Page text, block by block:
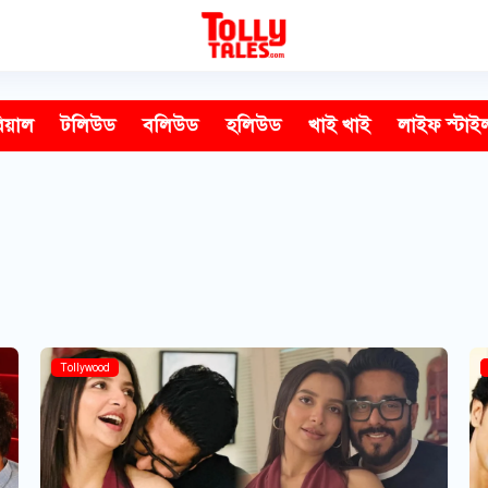
টলিউড বলিউড হলিউড খাই খাই লাইফ
Tollywood